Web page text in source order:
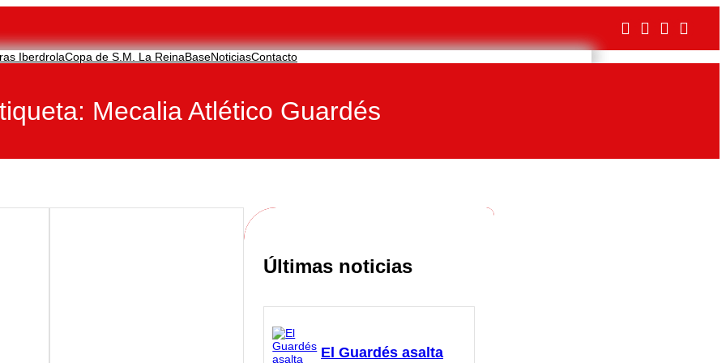
IberdrolaCopa de S.M. La ReinaBaseNoticiasContacto
Mecalia Atlético Guardés
Últimas noticias
El Guardés asalta